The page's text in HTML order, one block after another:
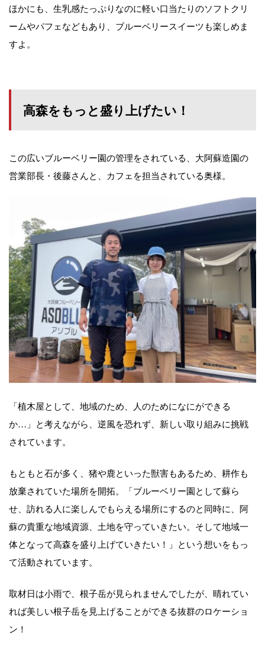
ほかにも、生乳感たっぷりなのに軽い口当たりのソフトクリ
ームやパフェなどもあり、ブルーベリースイーツも楽しめま
すよ。
高森をもっと盛り上げたい！
この広いブルーベリー園の管理をされている、大阿蘇造園の
営業部長・後藤さんと、カフェを担当されている奥様。
「植木屋として、地域のため、人のためになにができる
か…」と考えながら、逆風を恐れず、新しい取り組みに挑戦
されています。
もともと石が多く、猪や鹿といった獣害もあるため、耕作も
放棄されていた場所を開拓。「ブルーベリー園として蘇ら
せ、訪れる人に楽しんでもらえる場所にするのと同時に、阿
蘇の貴重な地域資源、土地を守っていきたい。そして地域一
体となって高森を盛り上げていきたい！」という想いをもっ
て活動されています。
取材日は小雨で、根子岳が見られませんでしたが、晴れてい
れば美しい根子岳を見上げることができる抜群のロケーショ
ン！